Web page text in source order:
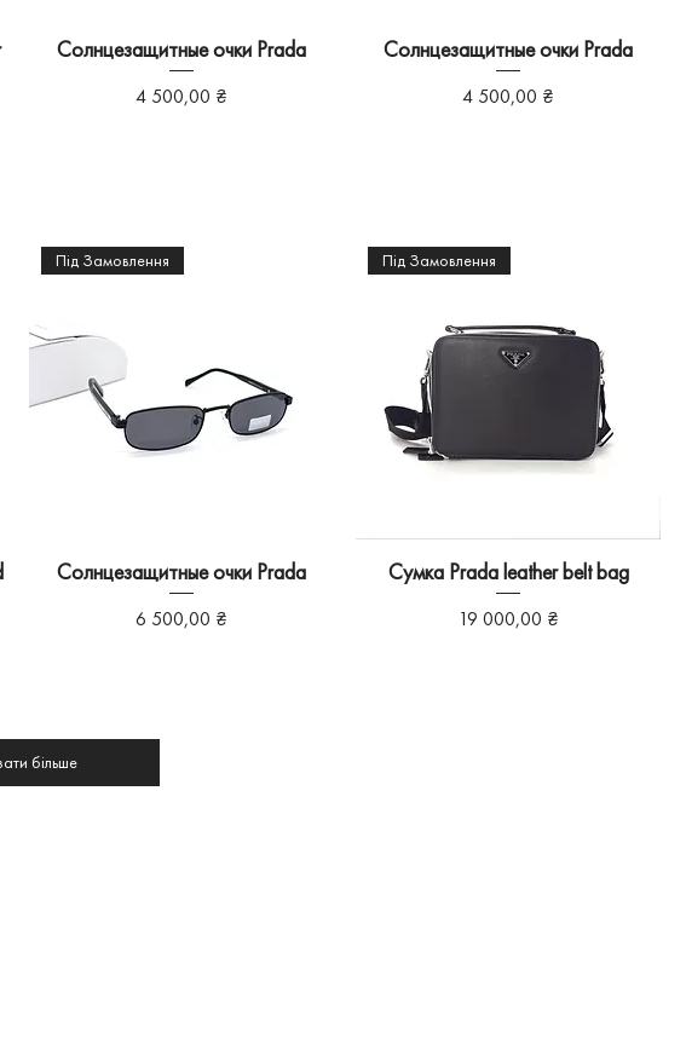
Солнцезащитные очки Prada
Ціна
4 500,00 ₴
Солнцезащитные очки Prada
Ціна
4 500,00 ₴
Під Замовлення
Солнцезащитные очки Prada
Ціна
6 500,00 ₴
Під Замовлення
Сумка Prada leather belt bag
Ціна
19 000,00 ₴
більше